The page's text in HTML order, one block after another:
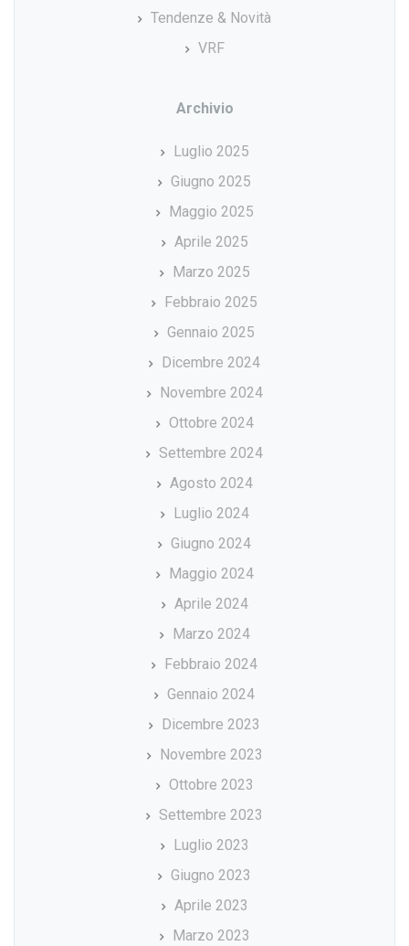
Tendenze & Novità
VRF
Archivio
Luglio 2025
Giugno 2025
Maggio 2025
Aprile 2025
Marzo 2025
Febbraio 2025
Gennaio 2025
Dicembre 2024
Novembre 2024
Ottobre 2024
Settembre 2024
Agosto 2024
Luglio 2024
Giugno 2024
Maggio 2024
Aprile 2024
Marzo 2024
Febbraio 2024
Gennaio 2024
Dicembre 2023
Novembre 2023
Ottobre 2023
Settembre 2023
Luglio 2023
Giugno 2023
Aprile 2023
Marzo 2023